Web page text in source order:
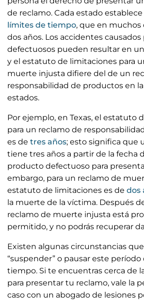
de reclamo. Cada estado
límites de tiempo, que en muchos
dos años. Los accidentes
defectuosos pueden resultar en
y el estatuto de limitaciones para
muerte injusta difiere del de un
responsabilidad de productos en
estados.
Por ejemplo, en Texas, el estatuto
para un reclamo de
es de tres años; esto significa que
tiene tres años a partir de la fecha
producto defectuoso para
embargo, para un reclamo de
estatuto de limitaciones es de dos
la muerte de la víctima. Después
reclamo de muerte injusta está
permitido, y no podrás recuperar
Existen algunas circunstancias
“suspender” o pausar este
tiempo. Si te encuentras cerca de
para presentar tu reclamo, vale la
caso con un abogado de lesiones